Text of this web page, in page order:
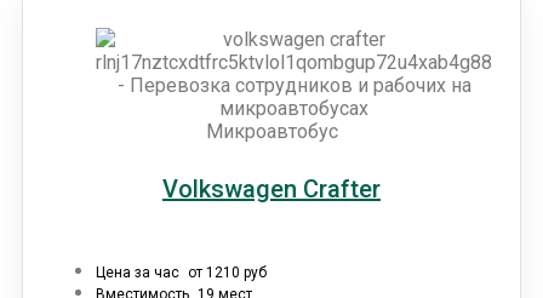
Микроавтобус
Volkswagen Crafter
Цена за час от 1210 руб
Вместимость 19 мест